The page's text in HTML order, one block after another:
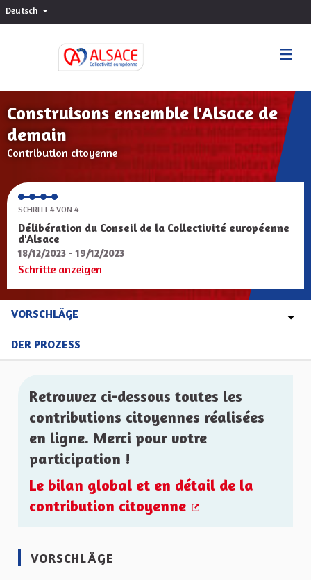
Deutsch Choisir la langue
Construisons ensemble l'Alsace de
demain
Contribution citoyenne
SCHRITT 4 VON 4
Délibération du Conseil de la Collectivité européenne
d'Alsace
18/12/2023 - 19/12/2023
Schritte anzeigen
VORSCHLÄGE
DER PROZESS
Retrouvez ci-dessous toutes les
contributions citoyennes réalisées
en ligne. Merci pour votre
participation !
Le bilan global et en détail de la
contribution citoyenne
VORSCHLÄGE